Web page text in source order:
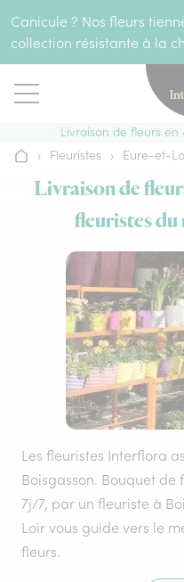
Canicule ? Nos fleurs
collection résistante à la
Livraison de fleurs
Accueil
› Fleuristes › Eure-et-
Livraison de
fleuristes
Les fleuristes Interflora
Boisgasson. Bouquet
7j/7, par un fleuriste à
Loir vous guide vers le
fleurs.